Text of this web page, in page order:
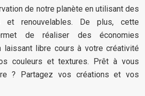
de notre planète en utilisant des
et renouvelables. De plus, cette
de réaliser des économies
laissant libre cours à votre créativité
couleurs et textures. Prêt à vous
? Partagez vos créations et vos